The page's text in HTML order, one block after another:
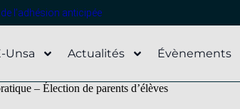
l’adhésion anticipée
Unsa Actualités Évènements
– Élection de parents d’élèves